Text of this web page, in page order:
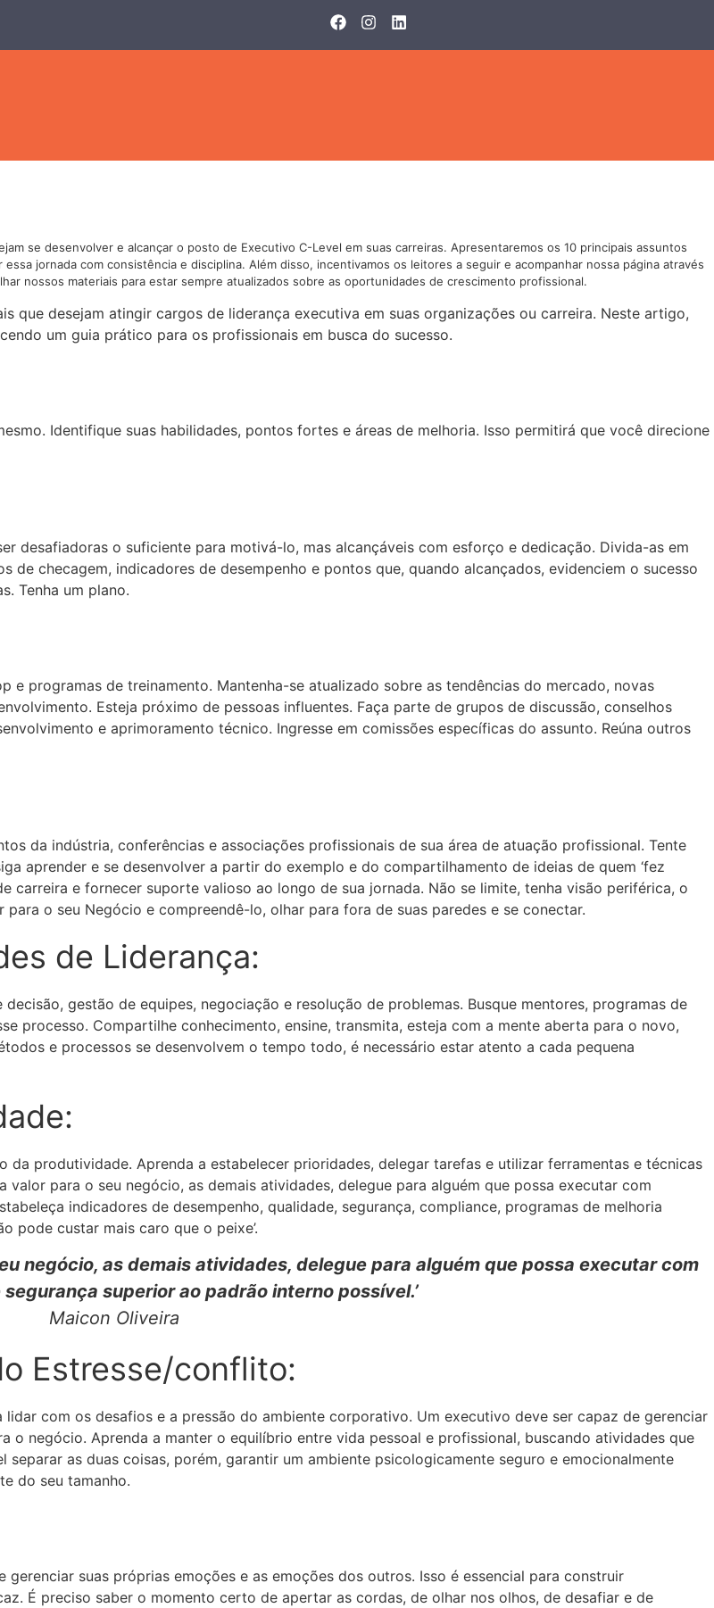
se desenvolver e alcançar o posto de Executivo C-Level em suas carreiras. Apresentaremos os 10 principais assuntos
jornada com consistência e disciplina. Além disso, incentivamos os leitores a seguir e acompanhar nossa página através
nossos materiais para estar sempre atualizados sobre as oportunidades de crescimento profissional.
que desejam atingir cargos de liderança executiva em suas organizações ou carreira. Neste artigo,
um guia prático para os profissionais em busca do sucesso.
Identifique suas habilidades, pontos fortes e áreas de melhoria. Isso permitirá que você direcione
desafiadoras o suficiente para motivá-lo, mas alcançáveis ​​com esforço e dedicação. Divida-as em
checagem, indicadores de desempenho e pontos que, quando alcançados, evidenciem o sucesso
Tenha um plano.
programas de treinamento. Mantenha-se atualizado sobre as tendências do mercado, novas
Esteja próximo de pessoas influentes. Faça parte de grupos de discussão, conselhos
e aprimoramento técnico. Ingresse em comissões específicas do assunto. Reúna outros
da indústria, conferências e associações profissionais de sua área de atuação profissional. Tente
aprender e se desenvolver a partir do exemplo e do compartilhamento de ideias de quem ‘fez
carreira e fornecer suporte valioso ao longo de sua jornada. Não se limite, tenha visão periférica, o
o seu Negócio e compreendê-lo, olhar para fora de suas paredes e se conectar.
de Liderança:
gestão de equipes, negociação e resolução de problemas. Busque mentores, programas de
processo. Compartilhe conhecimento, ensine, transmita, esteja com a mente aberta para o novo,
e processos se desenvolvem o tempo todo, é necessário estar atento a cada pequena
produtividade. Aprenda a estabelecer prioridades, delegar tarefas e utilizar ferramentas e técnicas
valor para o seu negócio, as demais atividades, delegue para alguém que possa executar com
indicadores de desempenho, qualidade, segurança, compliance, programas de melhoria
pode custar mais caro que o peixe’.
negócio, as demais atividades, delegue para alguém que possa executar com
superior ao padrão interno possível.’
Maicon Oliveira
Estresse/conflito:
com os desafios e a pressão do ambiente corporativo. Um executivo deve ser capaz de gerenciar
o negócio. Aprenda a manter o equilíbrio entre vida pessoal e profissional, buscando atividades que
as duas coisas, porém, garantir um ambiente psicologicamente seguro e emocionalmente
do seu tamanho.
suas próprias emoções e as emoções dos outros. Isso é essencial para construir
É preciso saber o momento certo de apertar as cordas, de olhar nos olhos, de desafiar e de